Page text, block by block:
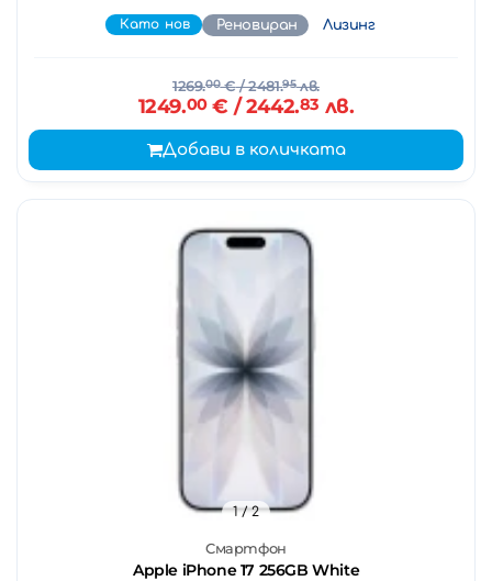
Като нов Реновиран Лизинг
1269.00€/ 2481.95лв.
1249.00€ / 2442.83 лв.
Добави в количката
Смартфон
Apple iPhone 17 256GB White
1/ 2